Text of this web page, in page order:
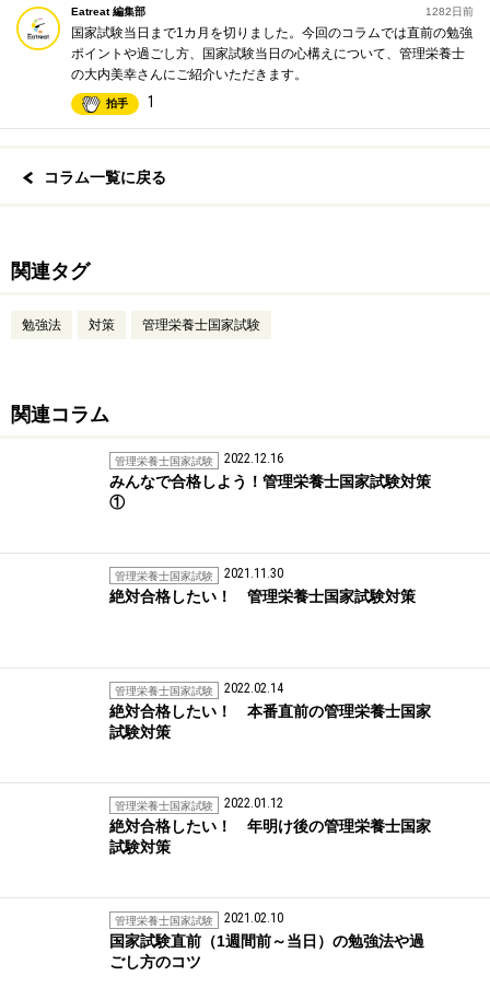
Eatreat 編集部 1282日前
国家試験当日まで1カ月を切りました。今回のコラムでは直前の勉強
ポイントや過ごし方、国家試験当日の心構えについて、管理栄養士
の大内美幸さんにご紹介いただきます。
拍手 1
コラム一覧に戻る
関連タグ
勉強法 対策 管理栄養士国家試験
関連コラム
管理栄養士国家試験 2022.12.16
みんなで合格しよう！管理栄養士国家試験対策
①
管理栄養士国家試験 2021.11.30
絶対合格したい！ 管理栄養士国家試験対策
管理栄養士国家試験 2022.02.14
絶対合格したい！ 本番直前の管理栄養士国家
試験対策
管理栄養士国家試験 2022.01.12
絶対合格したい！ 年明け後の管理栄養士国家
試験対策
管理栄養士国家試験 2021.02.10
国家試験直前（1週間前～当日）の勉強法や過
ごし方のコツ